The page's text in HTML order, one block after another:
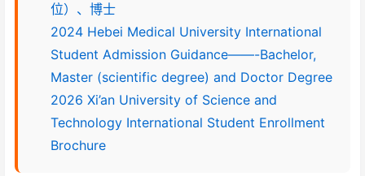
位）、博士
2024 Hebei Medical University International
Student Admission Guidance——-Bachelor,
Master (scientific degree) and Doctor Degree
2026 Xi’an University of Science and
Technology International Student Enrollment
Brochure